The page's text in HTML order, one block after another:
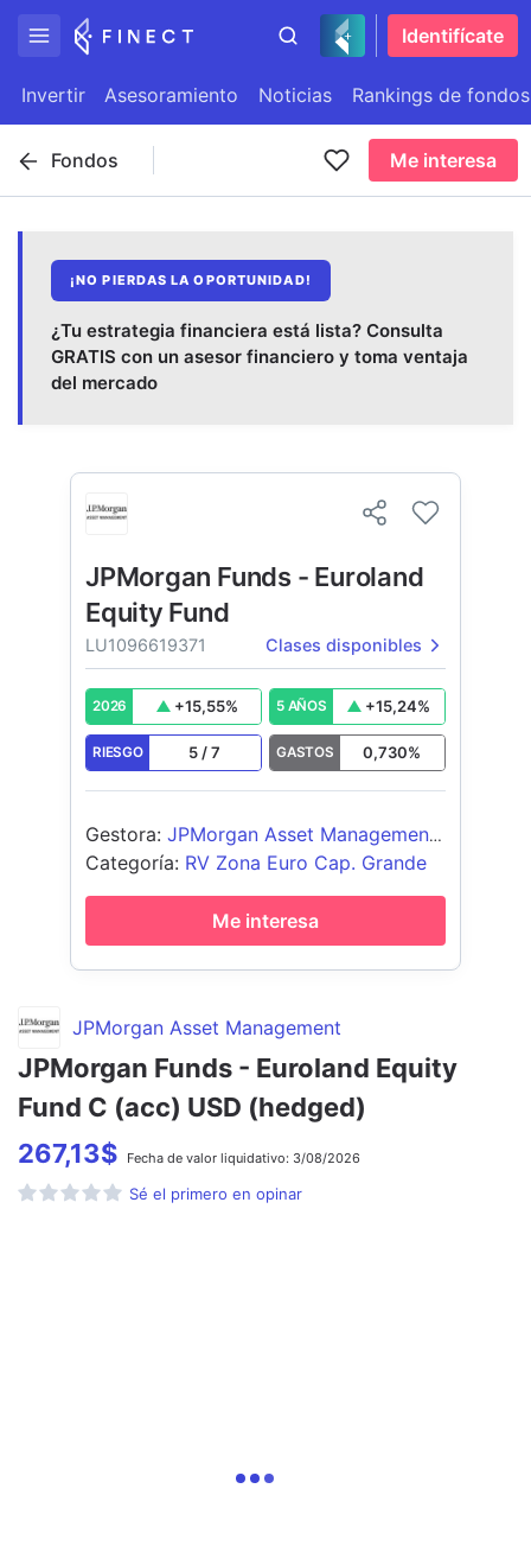
Identifícate
Invertir Asesoramiento Noticias Rankings de fondos
Fondos Me interesa
¡NO PIERDAS LA OPORTUNIDAD!
¿Tu estrategia financiera está lista? Consulta
GRATIS con un asesor financiero y toma ventaja
del mercado
JPMorgan Asset Management
JPMorgan Funds - Euroland Equity
Fund C (acc) USD (hedged)
267,13$ Fecha de valor liquidativo: 3/08/2026
Sé el primero en opinar
JPMorgan Funds - Euroland
Equity Fund
LU1096619371 Clases disponibles
2026 +15,55% 5 AÑOS +15,24%
RIESGO 5 /7 GASTOS 0,730%
Gestora: JPMorgan Asset Management
(Europe) S.à r.l.
Categoría: RV Zona Euro Cap. Grande
Me interesa